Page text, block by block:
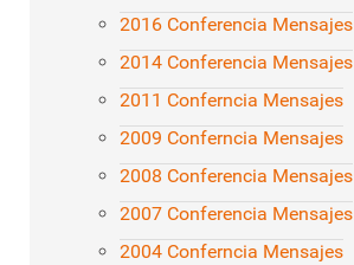
2016 Conferencia Mensajes
2014 Conferencia Mensajes
2011 Conferncia Mensajes
2009 Conferncia Mensajes
2008 Conferencia Mensajes
2007 Conferencia Mensajes
2004 Conferncia Mensajes